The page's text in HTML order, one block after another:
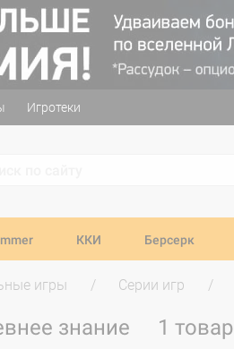
Игротеки
ККИ Берсерк
игры Серии игр
знание 1 товар